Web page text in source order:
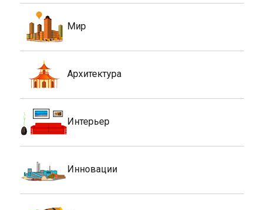
Мир
Архитектура
Интерьер
Инновации